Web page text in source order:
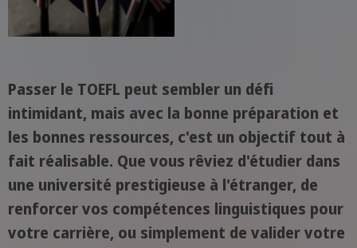
Passer le TOEFL peut sembler un défi
intimidant, mais avec la bonne préparation et
les bonnes ressources, c'est un objectif tout à
fait réalisable. Que vous rêviez d'étudier dans
une université prestigieuse à l'étranger, de
renforcer vos compétences linguistiques pour
votre carrière, ou simplement de valider votre